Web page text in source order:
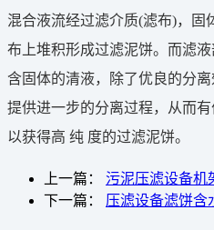
混合液流经过滤介质(滤布)，固
布上堆积形成过滤泥饼。而滤
含固体的清液，除了优良的分
提供进一步的分离过程，从而
以获得高 纯 度的过滤泥饼。
上一篇： 污泥压滤设备机
下一篇： 压滤设备滤饼含